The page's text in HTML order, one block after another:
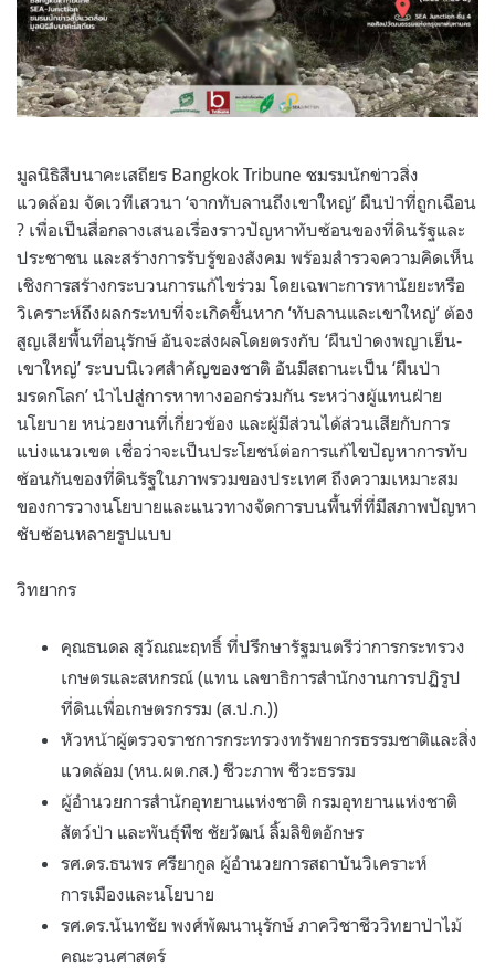
มูลนิธิสืบนาคะเสถียร Bangkok Tribune ชมรมนักข่าวสิ่ง
แวดล้อม จัดเวทีเสวนา ‘จากทับลานถึงเขาใหญ่’ ผืนป่าที่ถูกเฉือน
? เพื่อเป็นสื่อกลางเสนอเรื่องราวปัญหาทับซ้อนของที่ดินรัฐและ
ประชาชน และสร้างการรับรู้ของสังคม พร้อมสำรวจความคิดเห็น
เชิงการสร้างกระบวนการแก้ไขร่วม โดยเฉพาะการหานัยยะหรือ
วิเคราะห์ถึงผลกระทบที่จะเกิดขึ้นหาก ‘ทับลานและเขาใหญ่’ ต้อง
สูญเสียพื้นที่อนุรักษ์ อันจะส่งผลโดยตรงกับ ‘ผืนป่าดงพญาเย็น-
เขาใหญ่’ ระบบนิเวศสำคัญของชาติ อันมีสถานะเป็น ‘ผืนป่า
มรดกโลก’ นำไปสู่การหาทางออกร่วมกัน ระหว่างผู้แทนฝ่าย
นโยบาย หน่วยงานที่เกี่ยวข้อง และผู้มีส่วนได้ส่วนเสียกับการ
แบ่งแนวเขต เชื่อว่าจะเป็นประโยชน์ต่อการแก้ไขปัญหาการทับ
ซ้อนกันของที่ดินรัฐในภาพรวมของประเทศ ถึงความเหมาะสม
ของการวางนโยบายและแนวทางจัดการบนพื้นที่ที่มีสภาพปัญหา
ซับซ้อนหลายรูปแบบ
วิทยากร
คุณธนดล สุวัณณะฤทธิ์ ที่ปรึกษารัฐมนตรีว่าการกระทรวง
เกษตรและสหกรณ์ (แทน เลขาธิการสำนักงานการปฏิรูป
ที่ดินเพื่อเกษตรกรรม (ส.ป.ก.))
หัวหน้าผู้ตรวจราชการกระทรวงทรัพยากรธรรมชาติและสิ่ง
แวดล้อม (หน.ผต.กส.) ชีวะภาพ ชีวะธรรม
ผู้อำนวยการสำนักอุทยานแห่งชาติ กรมอุทยานแห่งชาติ
สัตว์ป่า และพันธุ์พืช ชัยวัฒน์ ลิ้มลิขิตอักษร
รศ.ดร.ธนพร ศรียากูล ผู้อำนวยการสถาบันวิเคราะห์
การเมืองและนโยบาย
รศ.ดร.นันทชัย พงศ์พัฒนานุรักษ์ ภาควิชาชีววิทยาป่าไม้
คณะวนศาสตร์